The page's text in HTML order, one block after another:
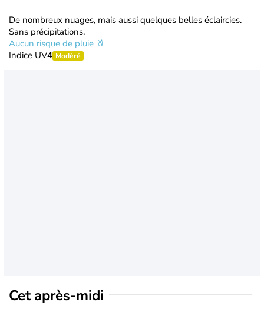
De nombreux nuages, mais aussi quelques belles éclaircies.
Sans précipitations.
Aucun risque de pluie
Indice UV4 Modéré
Cet après-midi